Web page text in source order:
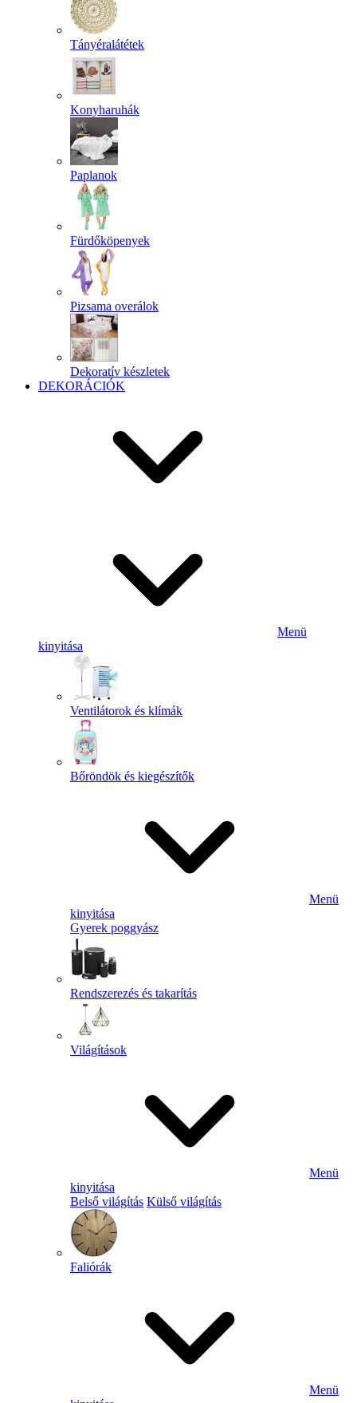
Tányéralátétek
Konyharuhák
Paplanok
Fürdőköpenyek
Pizsama overálok
Dekoratív készletek
DEKORÁCIÓK
Menü
kinyitása
Ventilátorok és klímák
Bőröndök és kiegészítők
Menü
kinyitása
Gyerek poggyász
Rendszerezés és takarítás
Világítások
Menü
kinyitása
Belső világítás Külső világítás
Faliórák
Menü